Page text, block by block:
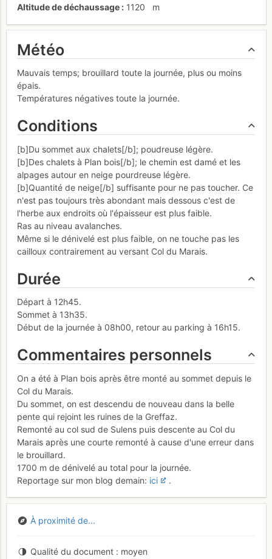
Altitude de déchaussage
1120 m
Météo
Mauvais temps; brouillard toute la journée, plus ou moins
épais.
Températures négatives toute la journée.
Conditions
[b]Du sommet aux chalets[/b]; poudreuse légère.
[b]Des chalets à Plan bois[/b]; le chemin est damé et les
alpages autour en neige pourdreuse légère.
[b]Quantité de neige[/b] suffisante pour ne pas toucher. Ce
n'est pas toujours très abondant mais dessous c'est de
l'herbe aux endroits où l'épaisseur est plus faible.
Ras au niveau avalanches.
Même si le dénivelé est plus faible, on ne touche pas les
cailloux contrairement au versant Col du Marais.
Durée
Départ à 12h45.
Sommet à 13h35.
Début de la journée à 08h00, retour au parking à 16h15.
Commentaires personnels
On a été à Plan bois après être monté au sommet depuis le
Col du Marais.
Du sommet, on est descendu de nouveau dans la belle
pente qui rejoint les ruines de la Greffaz.
Remonté au col sud de Sulens puis descente au Col du
Marais après une courte remonté à cause d'une erreur dans
le brouillard.
1700 m de dénivelé au total pour la journée.
Reportage sur mon blog demain: ici .
À proximité de...
Qualité du document moyen